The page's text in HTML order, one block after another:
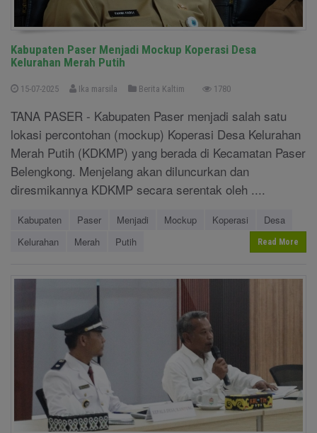
Kabupaten Paser Menjadi Mockup Koperasi Desa
Kelurahan Merah Putih
15-07-2025 Ika marsila Berita Kaltim 1780
TANA PASER - Kabupaten Paser menjadi salah satu
lokasi percontohan (mockup) Koperasi Desa Kelurahan
Merah Putih (KDKMP) yang berada di Kecamatan Paser
Belengkong. Menjelang akan diluncurkan dan
diresmikannya KDKMP secara serentak oleh ....
Kabupaten Paser Menjadi Mockup Koperasi
Desa
Kelurahan
Merah Putih Read More